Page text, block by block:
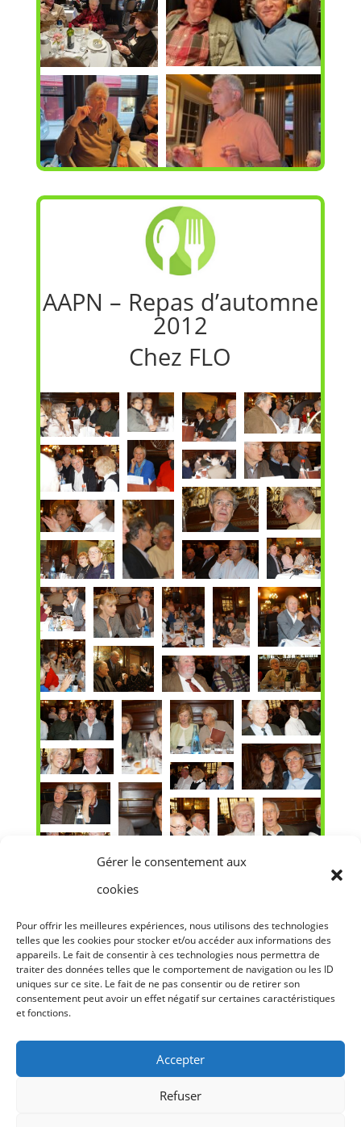
Gérer le consentement aux
cookies
Pour offrir les meilleures expériences, nous utilisons des technologies
telles que les cookies pour stocker et/ou accéder aux informations des
appareils. Le fait de consentir à ces technologies nous permettra de
traiter des données telles que le comportement de navigation ou les ID
uniques sur ce site. Le fait de ne pas consentir ou de retirer son
consentement peut avoir un effet négatif sur certaines caractéristiques
et fonctions.
Accepter
Refuser
AAPN – Repas d’automne
2012
Chez FLO
Conditions générales